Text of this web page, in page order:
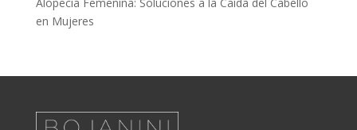
en Mujeres